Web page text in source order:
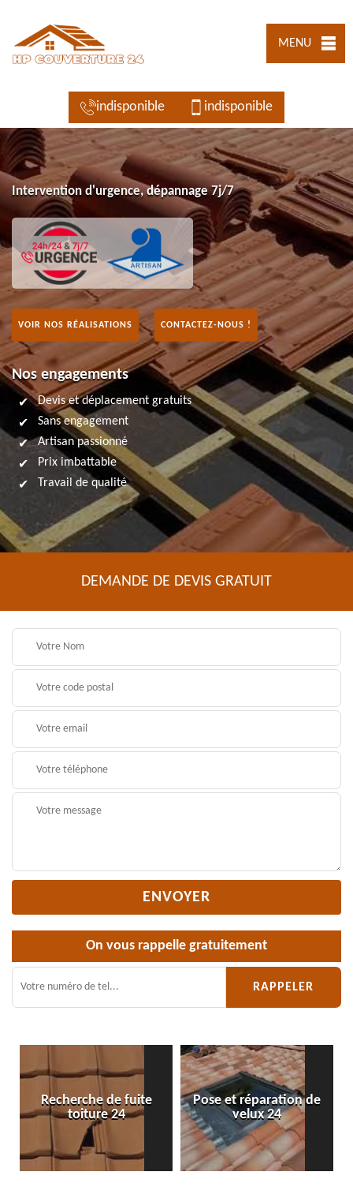
MENU
indisponible indisponible
Intervention d'urgence, dépannage 7j/7
VOIR NOS RÉALISATIONS CONTACTEZ-NOUS !
Nos engagements
Devis et déplacement gratuits
Sans engagement
Artisan passionné
Prix imbattable
Travail de qualité
DEMANDE DE DEVIS GRATUIT
On vous rappelle gratuitement
Recherche de fuite
toiture 24
Pose et réparation de
velux 24